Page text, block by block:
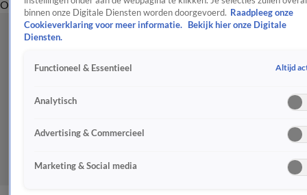
OverzichtEntertainmentSpraakmakendRealityCrimeVideo's
binnen onze Digitale Diensten worden doorgevoerd. Raadpleeg onze
Cookieverklaring voor meer informatie.
Bekijk hier onze Digitale
Diensten.
Functioneel & Essentieel Altijd
Analytisch
Advertising & Commercieel
Marketing & Social media